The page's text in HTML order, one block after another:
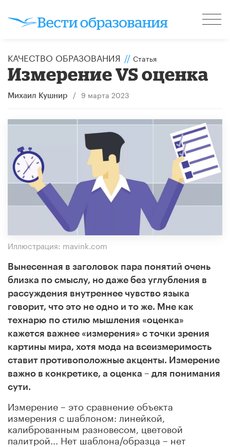
КАЧЕСТВО ОБРАЗОВАНИЯ // Статья
Измерение VS оценка
Михаил Кушнир / 9 марта 2023
Иллюстрация: mavink.com
Вынесенная в заголовок пара понятий очень
близка по смыслу, но даже без углубления в
рассуждения внутреннее чувство языка
говорит, что это не одно и то же. Мне как
технарю по стилю мышления «оценка»
кажется важнее «измерения» с точки зрения
картины мира, хотя мода на всеизмеримость
ставит противоположные акценты. Измерение
важно в конкретике, а оценка – для понимания
сути.
Измерение – это сравнение объекта
измерения с шаблоном: линейкой,
калиброванным разновесом, цветовой
палитрой... Нет шаблона/образца – нет